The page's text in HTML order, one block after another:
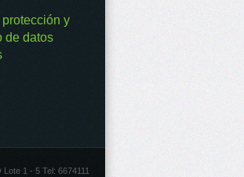
y
de datos
1 - 5 Tel: 6674111